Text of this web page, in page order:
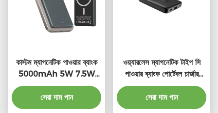
কাস্টম ম্যাগনেটিক পাওয়ার ব্যাংক
5000mAh 5W 7.5W
পোর্টেবল ওয়্যারলেস পাওয়ার ব্যাংক
সেরা দাম পান
ওয়্যারলেস ম্যাগনেটিক টাইপ সি
পাওয়ার ব্যাংক পোর্টেবল চার্জার
10000mAh
সেরা দাম পান